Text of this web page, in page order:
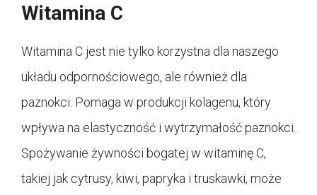
Witamina C
Witamina C jest nie tylko korzystna dla naszego
układu odpornościowego, ale również dla
paznokci. Pomaga w produkcji kolagenu, który
wpływa na elastyczność i wytrzymałość paznokci.
Spożywanie żywności bogatej w witaminę C,
takiej jak cytrusy, kiwi, papryka i truskawki, może